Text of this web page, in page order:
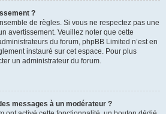
?
de règles. Si vous ne respectez pas une
avertissement. Veuillez noter que cette
du forum, phpBB Limited n’est en
instauré sur cet espace. Pour plus
un administrateur du forum.
messages à un modérateur ?